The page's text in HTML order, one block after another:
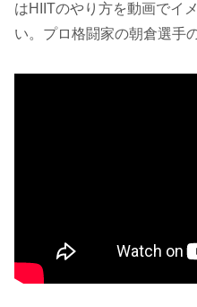
はHIITのやり方を動画でイ
い。プロ格闘家の朝倉選手